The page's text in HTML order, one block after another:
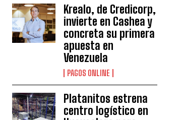
Krealo, de Credicorp,
invierte en Cashea y
concreta su primera
apuesta en
Venezuela
PAGOS ONLINE
Platanitos estrena
centro logístico en